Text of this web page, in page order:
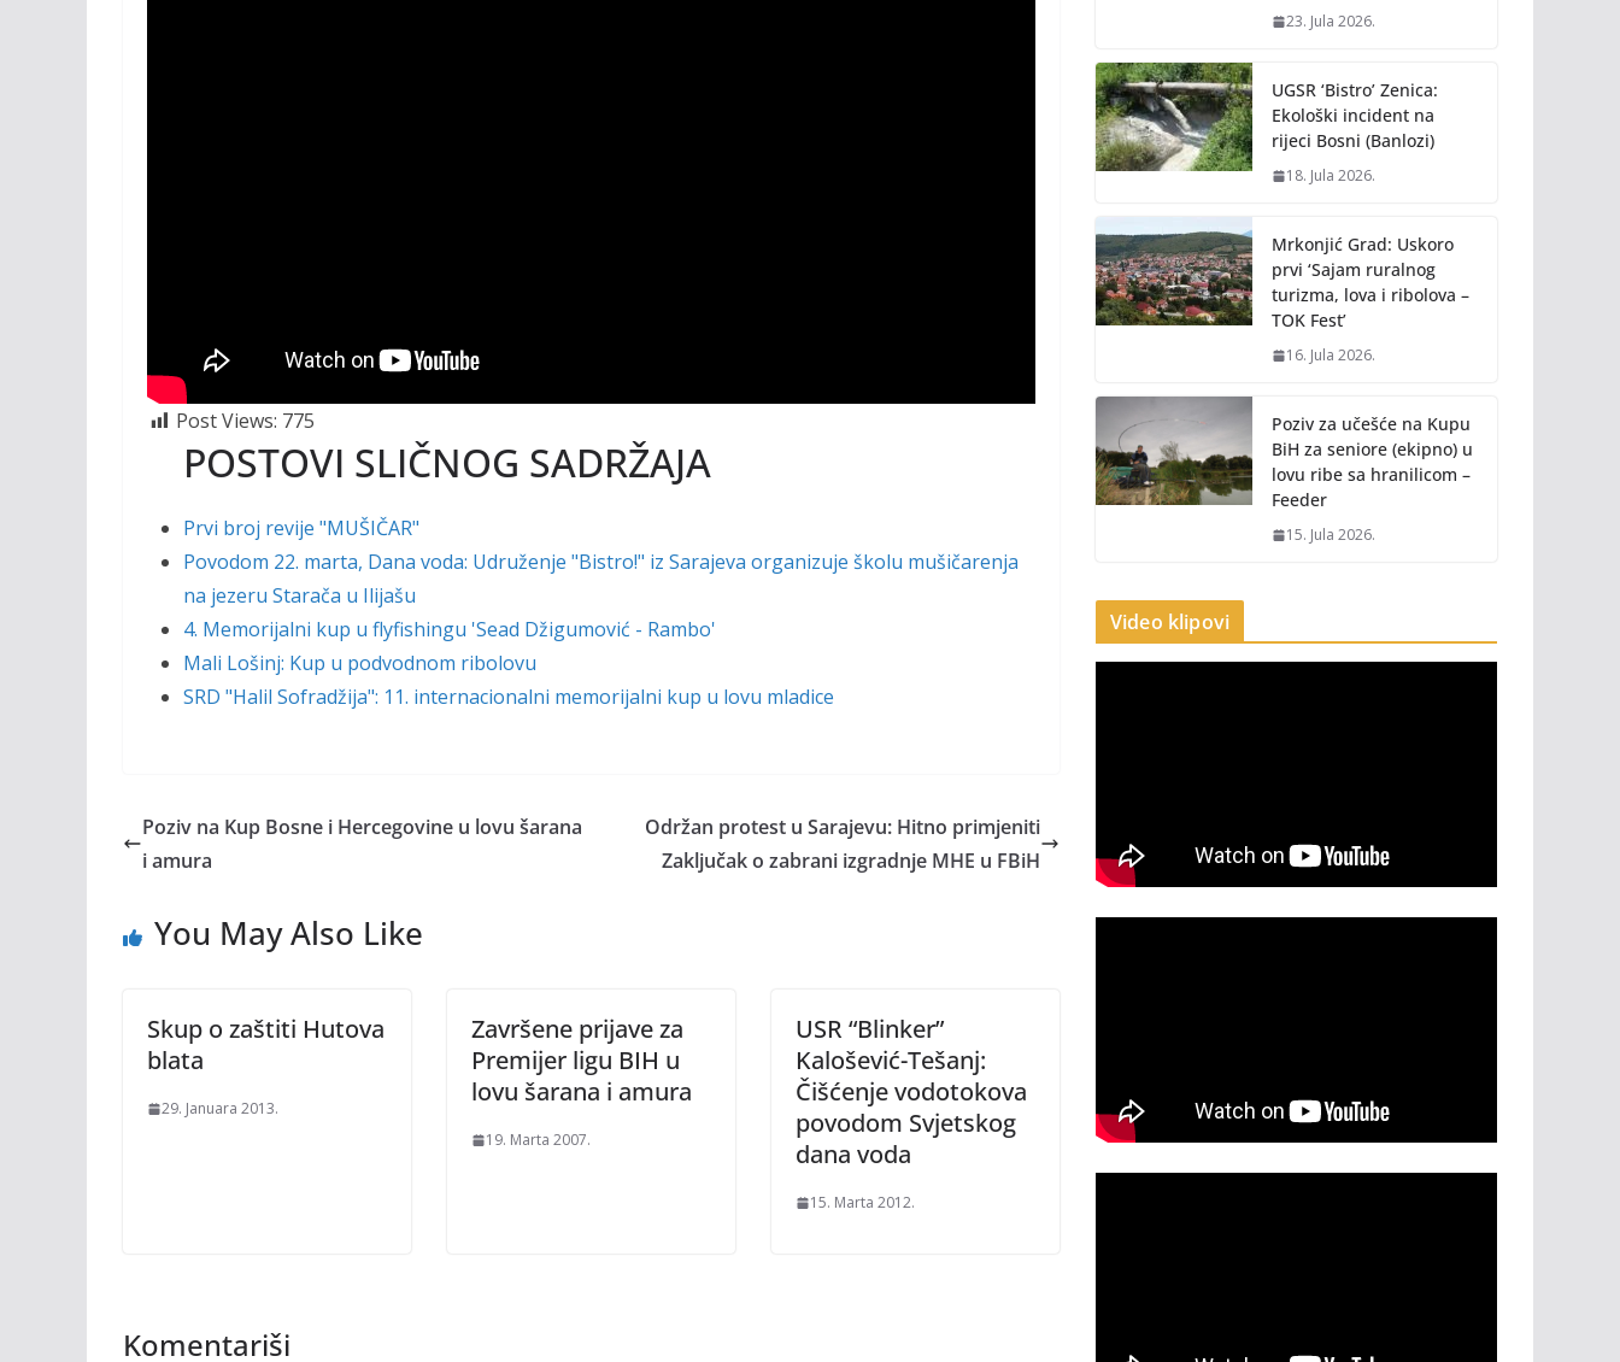
Post Views: 775
POSTOVI SLIČNOG SADRŽAJA
Prvi broj revije "MUŠIČAR"
Povodom 22. marta, Dana voda: Udruženje "Bistro!" iz Sarajeva organizuje školu mušičarenja
na jezeru Starača u Ilijašu
4. Memorijalni kup u flyfishingu 'Sead Džigumović - Rambo'
Mali Lošinj: Kup u podvodnom ribolovu
SRD "Halil Sofradžija": 11. internacionalni memorijalni kup u lovu mladice
Poziv na Kup Bosne i Hercegovine u lovu šarana
i amura
Održan protest u Sarajevu: Hitno primjeniti
Zaključak o zabrani izgradnje MHE u FBiH
You May Also Like
Skup o zaštiti Hutova
blata
29. Januara 2013.
Završene prijave za
Premijer ligu BIH u
lovu šarana i amura
19. Marta 2007.
USR “Blinker”
Kalošević-Tešanj:
Čišćenje vodotokova
povodom Svjetskog
dana voda
15. Marta 2012.
Komentariši
23. Jula 2026.
UGSR ‘Bistro’ Zenica:
Ekološki incident na
rijeci Bosni (Banlozi)
18. Jula 2026.
Mrkonjić Grad: Uskoro
prvi ‘Sajam ruralnog
turizma, lova i ribolova –
TOK Fest’
16. Jula 2026.
Poziv za učešće na Kupu
BiH za seniore (ekipno) u
lovu ribe sa hranilicom –
Feeder
15. Jula 2026.
Video klipovi